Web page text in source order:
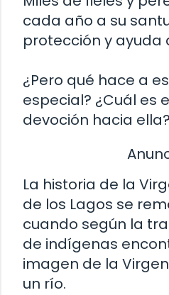
cada año a su
protección y ayuda
¿Pero qué hace a
especial? ¿Cuál es
devoción hacia ella?
La historia de la
de los Lagos se
cuando según la
de indígenas
imagen de la
un río.